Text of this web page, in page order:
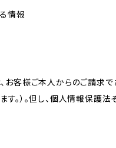
情報
客様ご本人からのご請求で
。）。但し、個人情報保護法